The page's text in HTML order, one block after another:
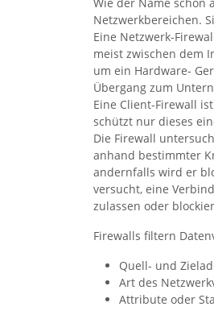
Wie der Name schon
Netzwerkbereichen.
Eine Netzwerk-
meist zwischen dem
um ein Hardware-
Übergang zum
Eine Client-Firewall
schützt nur dieses
Die Firewall
anhand bestimmter
andernfalls wird er
versucht, eine
zulassen oder
Firewalls filtern
Quell- und
Art des
Attribute oder